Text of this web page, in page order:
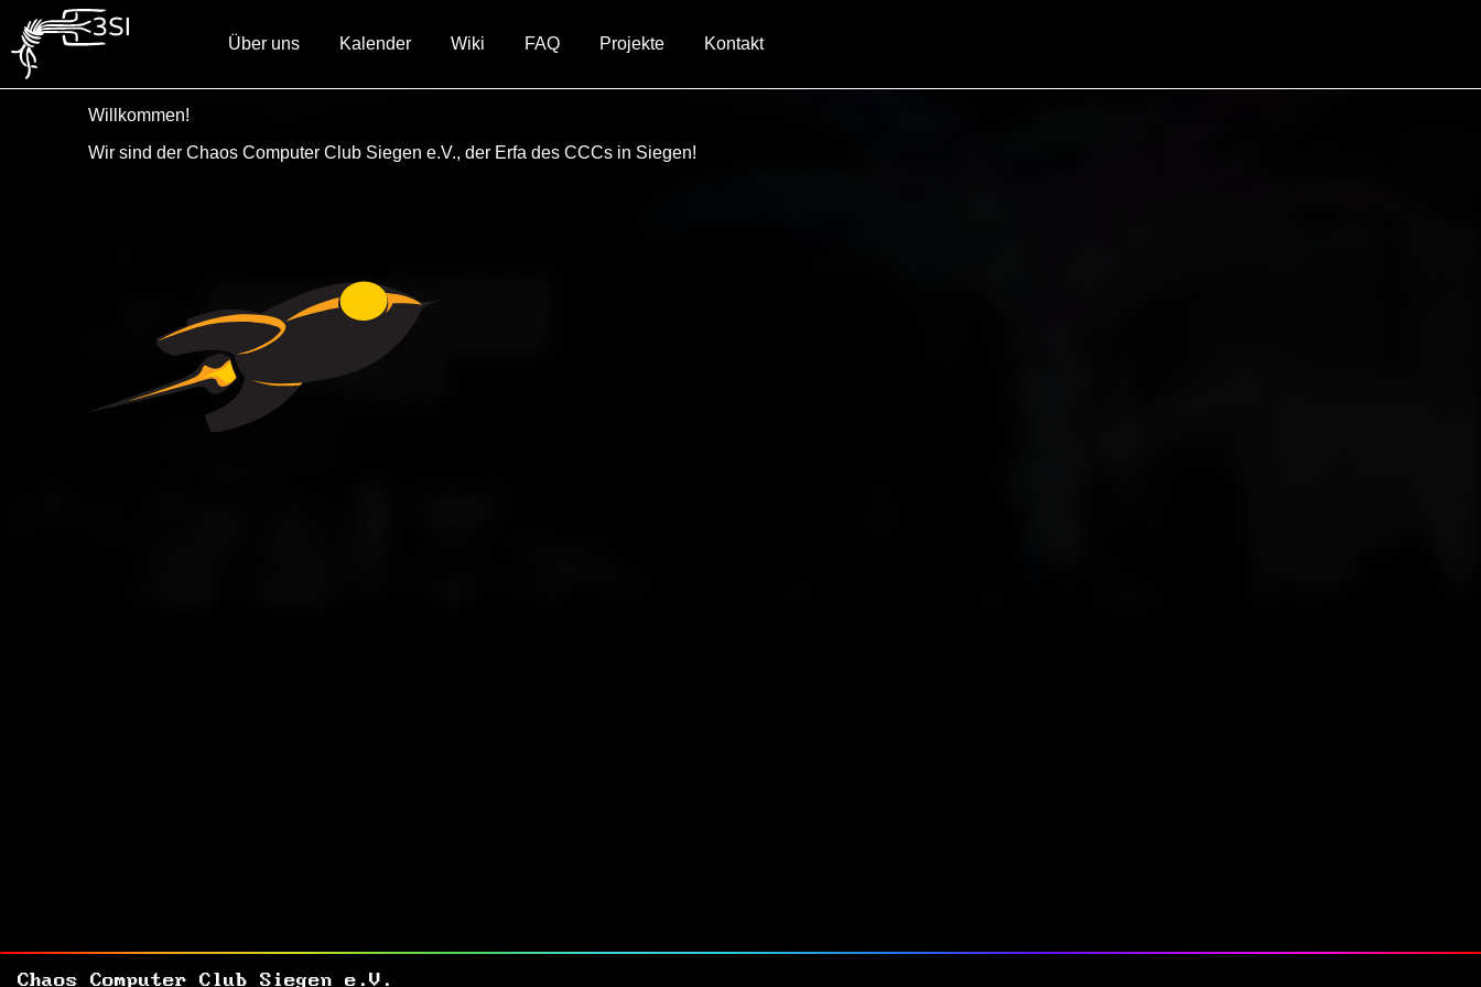
Über uns Kalender Wiki FAQ Projekte Kontakt
Willkommen!
Wir sind der Chaos Computer Club Siegen e.V., der Erfa des CCCs in Siegen!
Chaos Computer Club Siegen e.V.